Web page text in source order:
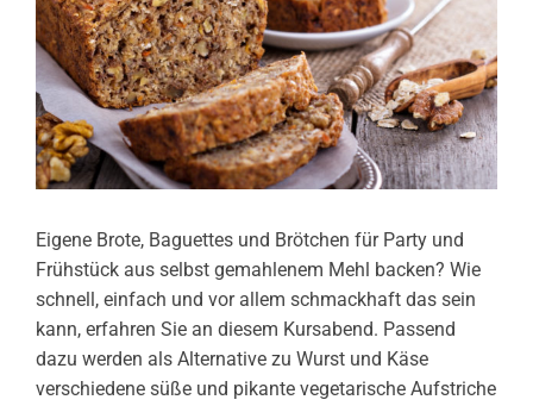
Eigene Brote, Baguettes und Brötchen für Party und
Frühstück aus selbst gemahlenem Mehl backen? Wie
schnell, einfach und vor allem schmackhaft das sein
kann, erfahren Sie an diesem Kursabend. Passend
dazu werden als Alternative zu Wurst und Käse
verschiedene süße und pikante vegetarische Aufstriche